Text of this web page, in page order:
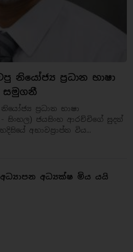
නියෝජ්‍ය ප්‍රධාන භාෂා
සමුගනී
ප්‍රධාන භාෂා
- සිංහල) ජයසිංහ ආරච්චිගේ සුදත්
අභාවප්‍රාප්ත විය...
අධ්‍යක්ෂ මිය යයි